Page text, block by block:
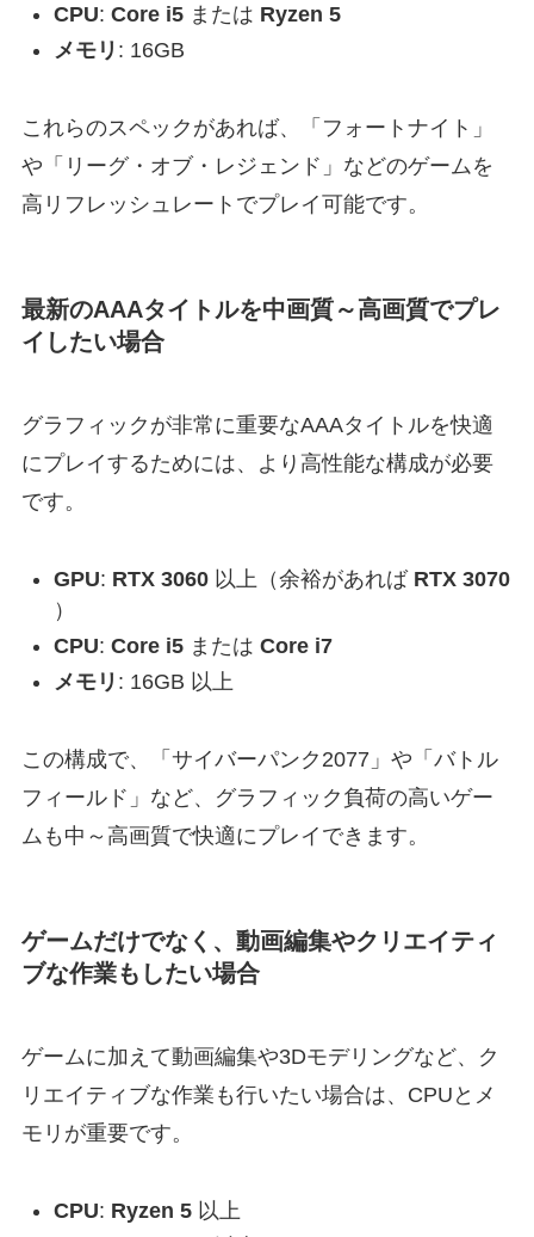
CPU: Core i5または Ryzen 5
メモリ : 16GB
これらのスペックがあれば、「フォートナイト」
や「リーグ・オブ・レジェンド」などのゲームを
高リフレッシュレートでプレイ可能です。
最新のAAAタイトルを中画質～高画質でプレ
イしたい場合
グラフィックが非常に重要なAAAタイトルを快適
にプレイするためには、より高性能な構成が必要
です。
GPU: RTX 3060以上（余裕があれば RTX 3070
）
CPU: Core i5または Core i7
メモリ : 16GB 以上
この構成で、「サイバーパンク2077」や「バトル
フィールド」など、グラフィック負荷の高いゲー
ムも中～高画質で快適にプレイできます。
ゲームだけでなく、動画編集やクリエイティ
ブな作業もしたい場合
ゲームに加えて動画編集や3Dモデリングなど、ク
リエイティブな作業も行いたい場合は、CPUとメ
モリが重要です。
CPU: Ryzen 5以上